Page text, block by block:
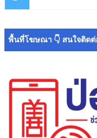
พื้นที่โฆษณา 👇 สนใจติด